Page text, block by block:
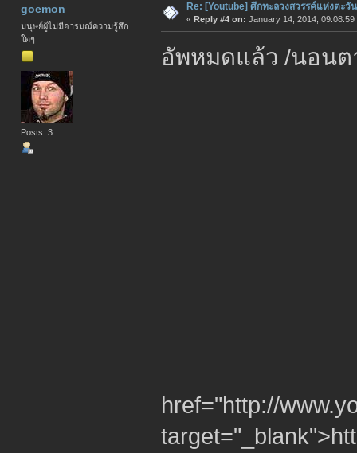
goemon
มนุษย์ผู้ไม่มีอารมณ์ความรู้สึก
ใดๆ
Posts: 3
Re: [Youtube] ศึกทะลวงสวรรค์แห่งตะ
« Reply #4 on: January 14, 2014, 09:08:59
อัพหมดแล้ว /นอนต
href="http://